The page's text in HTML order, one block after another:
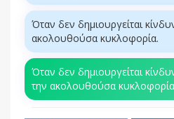
Όταν δεν δημιουργείται
ακολουθούσα κυκλοφορία.
Όταν δεν δημιουργείται
την ακολουθούσα